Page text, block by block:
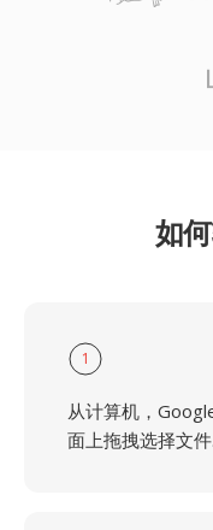
如
1
从计算机，
面上拖拽选择文件.